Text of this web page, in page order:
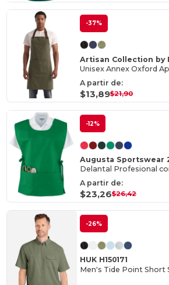
-37%
Artisan Collection by
Unisex Annex Oxford
A partir de:
$13,89$21,90
-12%
Augusta Sportswear
Delantal Profesional
A partir de:
$23,26$26,42
-26%
HUK H150171
Men's Tide Point Short